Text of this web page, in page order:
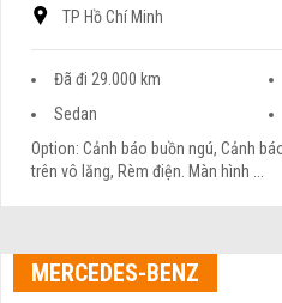
TP Hồ Chí Minh
Đã đi 29.000 km
Sedan
Option: Cảnh báo buồn ngú, Cảnh
trên vô lăng, Rèm điện. Màn hình ...
MERCEDES-BENZ